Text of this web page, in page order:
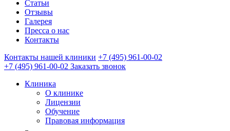
Статьи
Отзывы
Галерея
Пресса о нас
Контакты
Контакты нашей клиники +7 (495) 961-00-02
+7 (495) 961-00-02 Заказать звонок
Клиника
О клинике
Лицензии
Обучение
Правовая информация